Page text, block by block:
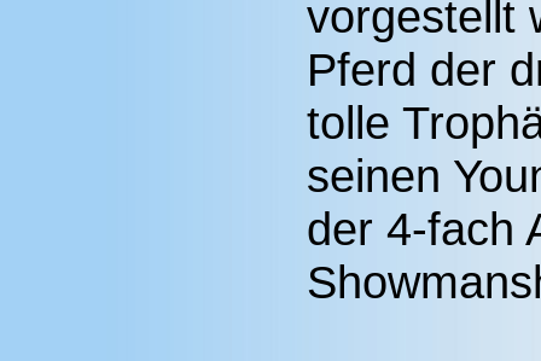
vorgestellt
Pferd der
tolle
seinen
der 4-fach